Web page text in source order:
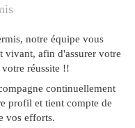
notre équipe vous
vivant, afin d'assurer votre
réussite !!
continuellement
profil et tient compte de
vos efforts.